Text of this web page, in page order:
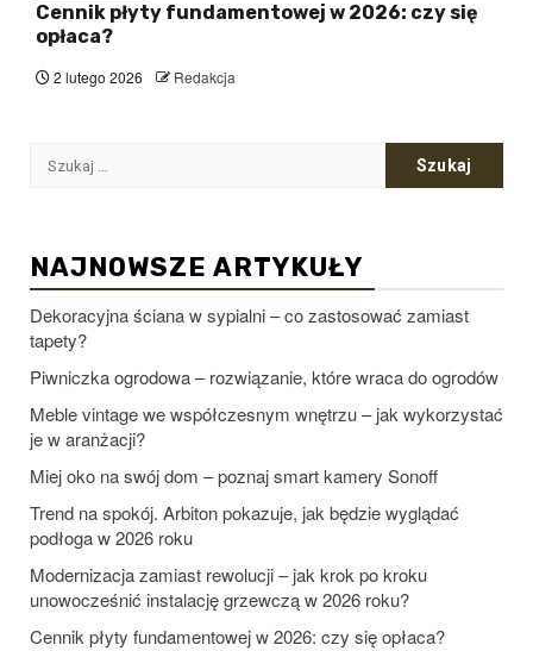
Cennik płyty fundamentowej w 2026: czy się
opłaca?
2 lutego 2026 Redakcja
Szukaj:
NAJNOWSZE ARTYKUŁY
Dekoracyjna ściana w sypialni – co zastosować zamiast
tapety?
Piwniczka ogrodowa – rozwiązanie, które wraca do ogrodów
Meble vintage we współczesnym wnętrzu – jak wykorzystać
je w aranżacji?
Miej oko na swój dom – poznaj smart kamery Sonoff
Trend na spokój. Arbiton pokazuje, jak będzie wyglądać
podłoga w 2026 roku
Modernizacja zamiast rewolucji – jak krok po kroku
unowocześnić instalację grzewczą w 2026 roku?
Cennik płyty fundamentowej w 2026: czy się opłaca?